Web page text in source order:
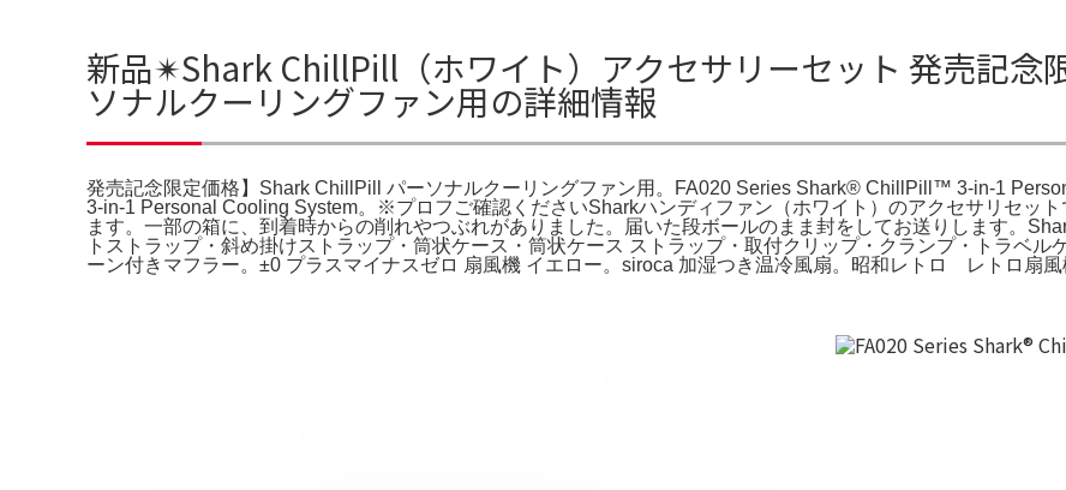
新品✴︎Shark ChillPill（ホワイト）アクセサリーセット 発売記念
ソナルクーリングファン用の詳細情報
発売記念限定価格】Shark ChillPill パーソナルクーリングファン用。FA020 Series Shark® ChillPill™ 3-in-1
3-in-1 Personal Cooling System。※プロフご確認くださいSharkハンディファン（ホワイト）のアクセサリセッ
ます。一部の箱に、到着時からの削れやつぶれがありました。届いた段ボールのまま封をしてお送りします。
トストラップ・斜め掛けストラップ・筒状ケース・筒状ケース ストラップ・取付クリップ・クランプ・トラベル
ーン付きマフラー。±0 プラスマイナスゼロ 扇風機 イエロー。siroca 加湿つき温冷風扇。昭和レトロ レトロ